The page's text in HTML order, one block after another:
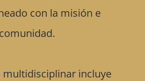
con la misión e
multidisciplinar incluye